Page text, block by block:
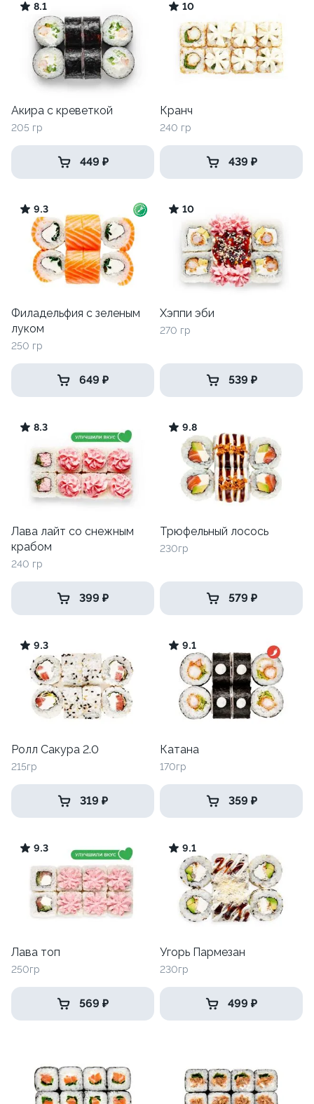
8.1
Акира с креветкой
205 гр
449 ₽
10
Кранч
240 гр
439 ₽
9.3
Филадельфия с зеленым
луком
250 гр
649 ₽
10
Хэппи эби
270 гр
539 ₽
8.3
Лава лайт со снежным
крабом
240 гр
399 ₽
9.8
Трюфельный лосось
230гр
579 ₽
9.3
Ролл Сакура 2.0
215гр
319 ₽
9.1
Катана
170гр
359 ₽
9.3
Лава топ
250гр
569 ₽
9.1
Угорь Пармезан
230гр
499 ₽